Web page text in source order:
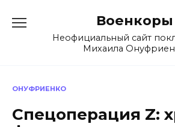
содержанию
Военкоры
Неофициальный сайт
Михаила
ОНУФРИЕНКО
Спецоперация Z: